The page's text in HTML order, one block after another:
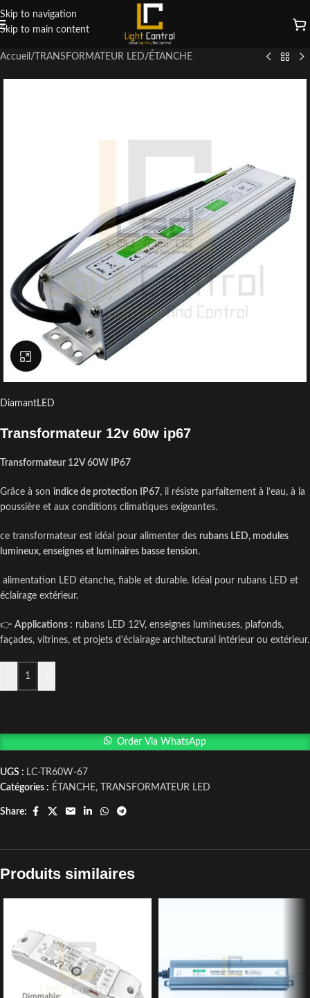
Skip to navigation
Skip to main content
Accueil / TRANSFORMATEUR LED/ ÉTANCHE
Click to enlarge
DiamantLED
Transformateur 12v 60w ip67
Transformateur 12V 60W IP67
Grâce à son indice de protection IP67, il résiste parfaitement à l’eau, à la
poussière et aux conditions climatiques exigeantes.
ce transformateur est idéal pour alimenter des rubans LED, modules
lumineux, enseignes et luminaires basse tension.
alimentation LED étanche, fiable et durable. Idéal pour rubans LED et
éclairage extérieur.
👉 Applications : rubans LED 12V, enseignes lumineuses, plafonds,
façades, vitrines, et projets d’éclairage architectural intérieur ou extérieur.
Order Via WhatsApp
UGS : LC-TR60W-67
Catégories : ÉTANCHE, TRANSFORMATEUR LED
Share:
Produits similaires